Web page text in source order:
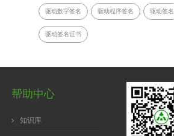
驱动数字签名 驱动程序签名 驱动签名
驱动签名证书
帮助中心
知识库